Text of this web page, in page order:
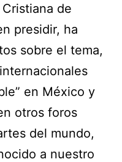
de
presidir, ha
sobre el tema,
en México y
otros foros
del mundo,
a nuestro